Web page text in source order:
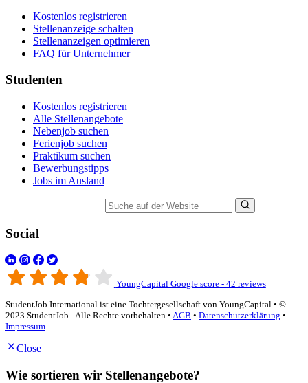
Kostenlos registrieren
Stellenanzeige schalten
Stellenanzeigen optimieren
FAQ für Unternehmer
Studenten
Kostenlos registrieren
Alle Stellenangebote
Nebenjob suchen
Ferienjob suchen
Praktikum suchen
Bewerbungstipps
Jobs im Ausland
Social
YoungCapital Google score - 42 reviews
StudentJob International ist eine Tochtergesellschaft von YoungCapital • ©
2023 StudentJob - Alle Rechte vorbehalten • AGB • Datenschutzerklärung •
Impressum
Close
Wie sortieren wir Stellenangebote?